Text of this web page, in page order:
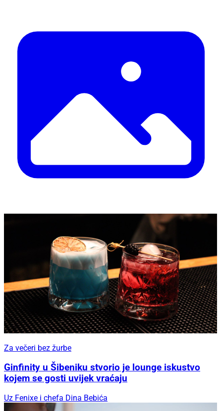
Za večeri bez žurbe
Ginfinity u Šibeniku stvorio je lounge iskustvo
kojem se gosti uvijek vraćaju
Uz Fenixe i chefa Dina Bebića